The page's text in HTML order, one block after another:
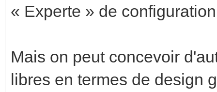
« Experte » de
Mais on peut concevoir
libres en termes de design